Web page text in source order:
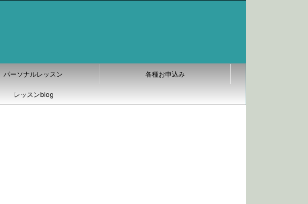
パーソナルレッスン 各種お申込み
レッスンblog